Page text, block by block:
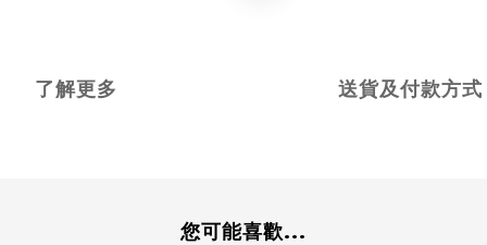
了解更多 送貨及付款方式
您可能喜歡...